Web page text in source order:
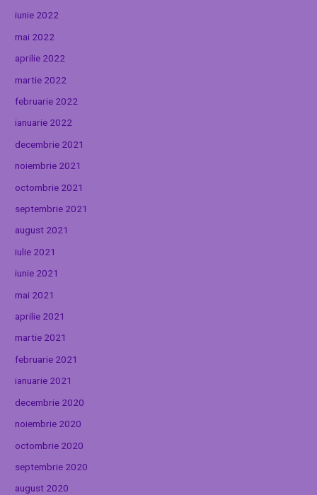
iunie 2022
mai 2022
aprilie 2022
martie 2022
februarie 2022
ianuarie 2022
decembrie 2021
noiembrie 2021
octombrie 2021
septembrie 2021
august 2021
iulie 2021
iunie 2021
mai 2021
aprilie 2021
martie 2021
februarie 2021
ianuarie 2021
decembrie 2020
noiembrie 2020
octombrie 2020
septembrie 2020
august 2020